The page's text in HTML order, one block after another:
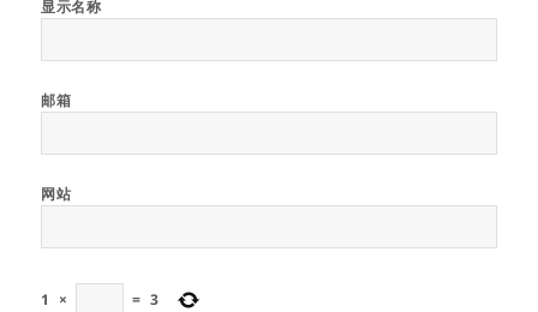
显示名称
邮箱
网站
1 × = 3